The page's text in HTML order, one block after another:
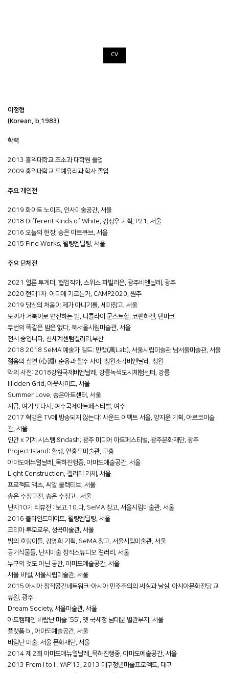
CV
이정형
(Korean, b.1983)
학력
2013 홍익대학교 조소과 대학원 졸업
2009 홍익대학교 도예유리과 학사 졸업
주요 개인전
2019 화이트 노이즈, 인사미술공간, 서울
2018 Different Kinds of White, 김성우 기획, P21, 서울
2016 오늘의 현장, 송은 아트큐브, 서울
2015 Fine Works, 윌링엔딜링, 서울
주요 단체전
2021 얼론 투게더, 협업작가, 스위스 파빌리온, 광주비엔날레, 광주
2020 현대1차: 어디에 기르는가, CAMP2020, 원주
2019 당신의 처음이 제가 아니기를, 세마창고, 서울
토끼가 거북이로 변신하는 범, 니콜라이 쿤스트할, 코펜하겐, 덴마크
두번의 똑같은 밤은 없다, 북서울시립미술관, 서울
전시 중입니다, 신세계센텀갤러리,부산
2018 2018 SeMA 예술가 길드: 만랩(萬Lab), 서울시립미술관 남서울미술관, 서울
젊음의 심연 (心淵)-순응과 탈주 사이, 창원조각비엔날레, 창원
악의 사전: 2018강원국제비엔날레, 강릉녹색도시체험센터, 강릉
Hidden Grid, 아웃사이트, 서울
Summer Love, 송은아트센터, 서울
지금, 여기 또다시, 여수국제아트페스티벌, 여수
2017 혁명은 TV에 방송되지 않는다: 사운드 이펙트 서울, 양지윤 기획, 아르코미술
관, 서울
인간 x 기계 시스템 &ndash; 광주 미디어 아트페스티벌, 광주문화재단, 광주
Project Island: 환생, 연홍도미술관, 고흥
아마도애뉴얼날레_목하진행중, 아마도예술공간, 서울
Light Construction, 갤러리 기체, 서울
프로젝트 액츠, 씨알 콜렉티브, 서울
송은 수장고전, 송은 수장고 , 서울
난지10기 리뷰전 : 보고.10.다, SeMA 창고, 서울시립미술관, 서울
2016 블라인드데이트, 윌링엔딜링, 서울
코리아 투모로우, 성곡미술관, 서울
밤의 호랑이들, 강영희 기획, SeMA 창고, 서울시립미술관, 서울
공기식물들, 난지미술 창작스튜디오 갤러리, 서울
누구의 것도 아닌 공간, 아마도예술공간, 서울
서울 바벨, 서울시립미술관, 서울
2015 아시아 창작공간네트워크-아시아 민주주의의 씨실과 날실, 아시아문화전당 교
류원, 광주
Dream Society, 서울미술관, 서울
아트캠페인 바람난 미술 ’55’, 옛 국세청 남대문 별관부지, 서울
플랫폼 b., 아마도예술공간, 서울
바람난 미술, 서울 문화재단, 서울
2014 제 2회 아마도애뉴얼날레_목하진행중, 아마도예술공간, 서울
2013 From I to I : YAP’13, 2013 대구청년미술프로젝트, 대구